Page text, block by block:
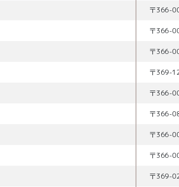
〒366-
〒366-
〒366-
〒369-
〒366-
〒366-
〒366-
〒366-
〒369-